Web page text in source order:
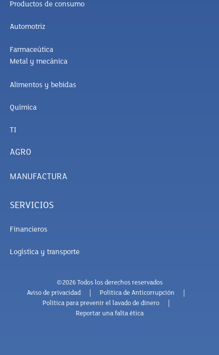
Productos de consumo
Automotriz
Farmaceútica
Metal y mecánica
Alimentos y bebidas
Química
TI
AGRO
MANUFACTURA
SERVICIOS
Financieros
Logística y transporte
©2026 Todos los derechos reservados
Aviso de privacidad
Politica de Anticorrupción
Política para prevenir el lavado de dinero
Reportar una falta ética